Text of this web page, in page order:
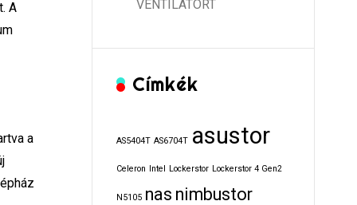
A
a
VENTILÁTORT
Címkék
AS5404T AS6704T asustor
Celeron Intel Lockerstor Lockerstor 4 Gen2
N5105 nas nimbustor